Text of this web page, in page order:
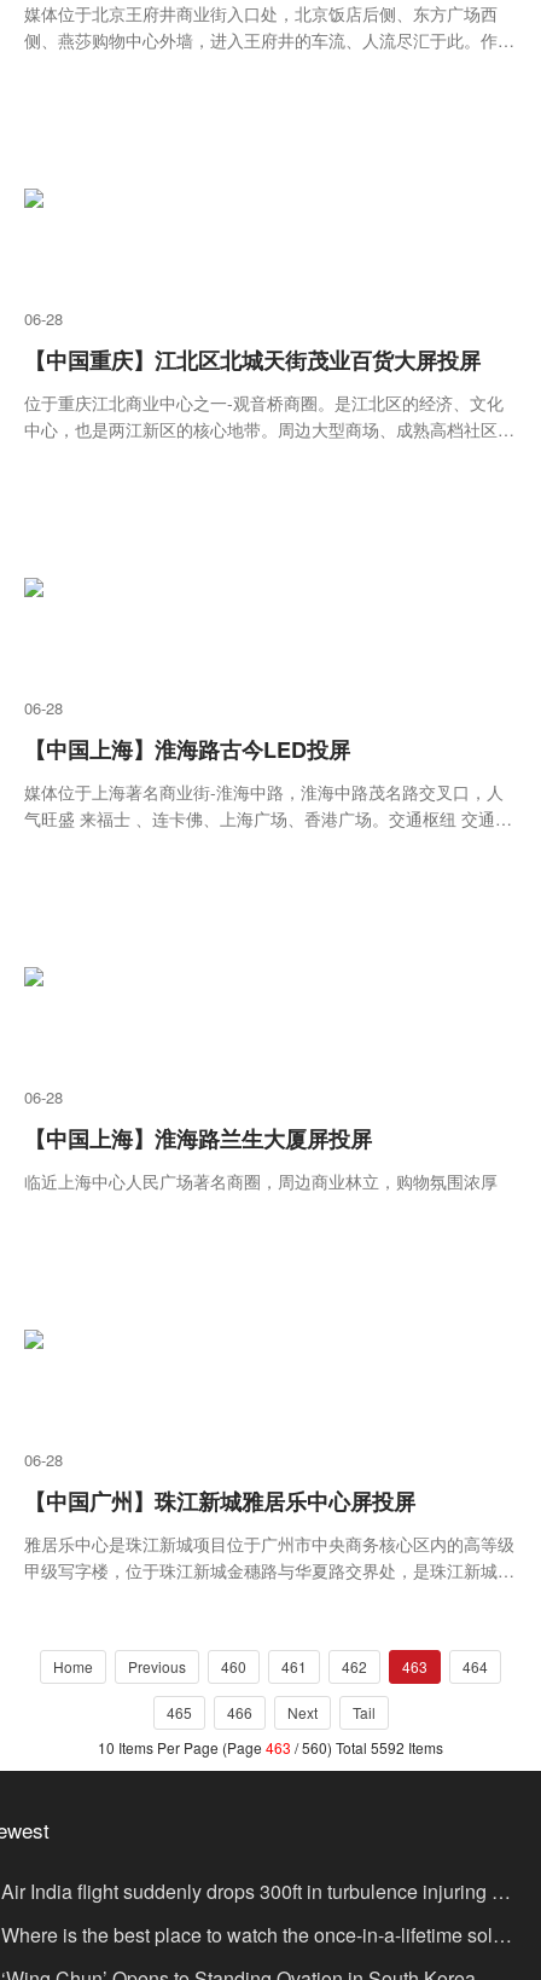
媒体位于北京王府井商业街入口处，北京饭店后侧、东方广场西
侧、燕莎购物中心外墙，进入王府井的车流、人流尽汇于此。作为
06-28
【中国重庆】江北区北城天街茂业百货大屏投屏
位于重庆江北商业中心之一-观音桥商圈。是江北区的经济、文化
中心，也是两江新区的核心地带。周边大型商场、成熟高档社区、
06-28
【中国上海】淮海路古今LED投屏
媒体位于上海著名商业街-淮海中路，淮海中路茂名路交叉口，人
气旺盛 来福士 、连卡佛、上海广场、香港广场。交通枢纽 交通便
06-28
【中国上海】淮海路兰生大厦屏投屏
临近上海中心人民广场著名商圈，周边商业林立，购物氛围浓厚
06-28
【中国广州】珠江新城雅居乐中心屏投屏
雅居乐中心是珠江新城项目位于广州市中央商务核心区内的高等级
甲级写字楼，位于珠江新城金穗路与华夏路交界处，是珠江新城分
俱全，是广州市重点商业金融办公写字楼之一。
Home Previous 460 461 462 463 464
465 466 Next
Tail
10 Items Per Page (Page 463 / 560) Total 5592 Items
Air India flight suddenly drops 300ft in turbulence injuring at
17
Where is the best place to watch the once-in-a-lifetime solar